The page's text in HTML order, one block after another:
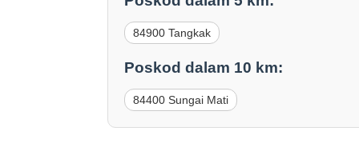
84900 Tangkak
Poskod dalam 10 km:
84400 Sungai Mati